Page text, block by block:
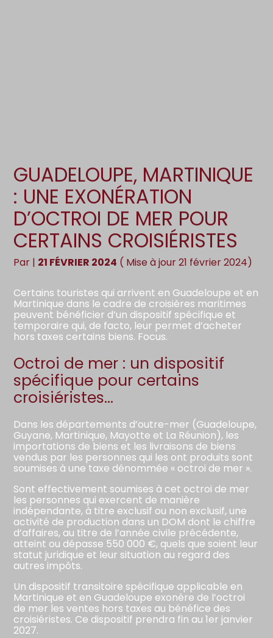
GUADELOUPE, MARTINIQUE
: UNE EXONÉRATION
D’OCTROI DE MER POUR
CERTAINS CROISIÉRISTES
Par | 21 FÉVRIER 2024 ( Mise à jour 21 février 2024)
Certains touristes qui arrivent en Guadeloupe et en
Martinique dans le cadre de croisières maritimes
peuvent bénéficier d’un dispositif spécifique et
temporaire qui, de facto, leur permet d’acheter
hors taxes certains biens. Focus.
Octroi de mer : un dispositif
spécifique pour certains
croisiéristes…
Dans les départements d’outre-mer (Guadeloupe,
Guyane, Martinique, Mayotte et La Réunion), les
importations de biens et les livraisons de biens
vendus par les personnes qui les ont produits sont
soumises à une taxe dénommée « octroi de mer ».
Sont effectivement soumises à cet octroi de mer
les personnes qui exercent de manière
indépendante, à titre exclusif ou non exclusif, une
activité de production dans un DOM dont le chiffre
d’affaires, au titre de l’année civile précédente,
atteint ou dépasse 550 000 €, quels que soient leur
statut juridique et leur situation au regard des
autres impôts.
Un dispositif transitoire spécifique applicable en
Martinique et en Guadeloupe exonère de l’octroi
de mer les ventes hors taxes au bénéfice des
croisiéristes. Ce dispositif prendra fin au 1er janvier
2027.